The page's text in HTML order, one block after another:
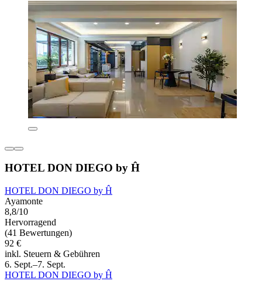
HOTEL DON DIEGO by Ĥ
HOTEL DON DIEGO by Ĥ
Ayamonte
8,8/10
Hervorragend
(41 Bewertungen)
92 €
inkl. Steuern & Gebühren
6. Sept.–7. Sept.
HOTEL DON DIEGO by Ĥ